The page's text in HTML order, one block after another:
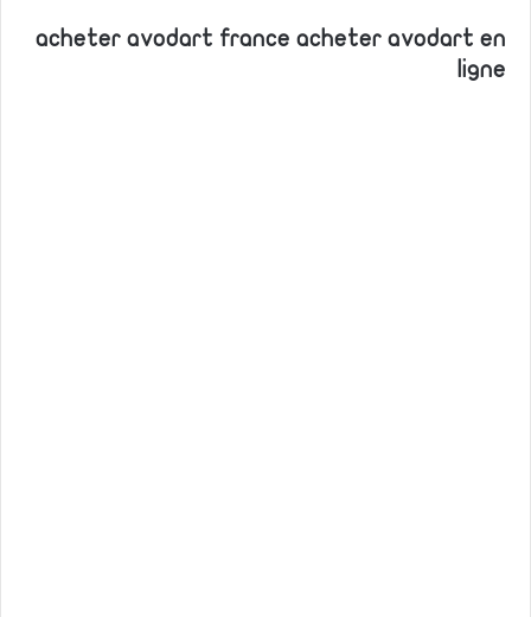
acheter avodart france acheter avodart en
ligne